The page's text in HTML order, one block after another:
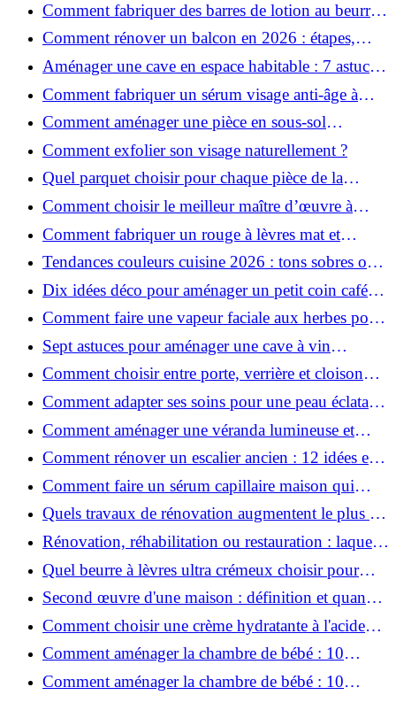
Comment fabriquer des barres de lotion au beurre
de karité ?
Comment rénover un balcon en 2026 : étapes,
budget et matériaux ?
Aménager une cave en espace habitable : 7 astuces
essentielles
Comment fabriquer un sérum visage anti-âge à
l'huile de rose musquée ?
Comment aménager une pièce en sous-sol
efficacement ?
Comment exfolier son visage naturellement ?
Quel parquet choisir pour chaque pièce de la
maison ?
Comment choisir le meilleur maître d’œuvre à
Grenoble en 2026 ?
Comment fabriquer un rouge à lèvres mat et
hydratant fait maison ?
Tendances couleurs cuisine 2026 : tons sobres ou
colorés, que choisir ?
Dix idées déco pour aménager un petit coin café
chez soi
Comment faire une vapeur faciale aux herbes pour
une peau plus saine et rajeunie ?
Sept astuces pour aménager une cave à vin
naturelle chez soi
Comment choisir entre porte, verrière et cloison
coulissante pour séparer vos pièces ?
Comment adapter ses soins pour une peau éclatante
en hiver ?
Comment aménager une véranda lumineuse et
conviviale : 12 idées déco
Comment rénover un escalier ancien : 12 idées et
astuces faciles pas à pas
Comment faire un sérum capillaire maison qui
stimule réellement la pousse des cheveux ?
Quels travaux de rénovation augmentent le plus la
valeur d'une maison pour la revente ?
Rénovation, réhabilitation ou restauration : laquelle
convient le mieux à mon logement ?
Quel beurre à lèvres ultra crémeux choisir pour
lèvres sèches et gercées?
Second œuvre d'une maison : définition et quand
le réaliser
Comment choisir une crème hydratante à l'acide
hyaluronique et niacinamide ?
Comment aménager la chambre de bébé : 10
conseils sécurité, déco et rangement
Comment aménager la chambre de bébé : 10